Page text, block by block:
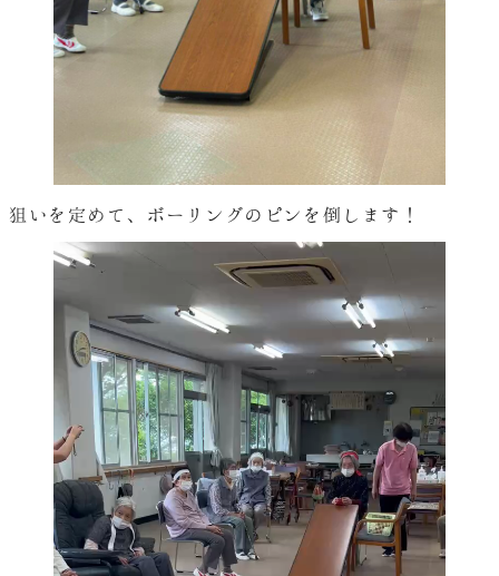
狙いを定めて、ボーリングのピンを倒します！